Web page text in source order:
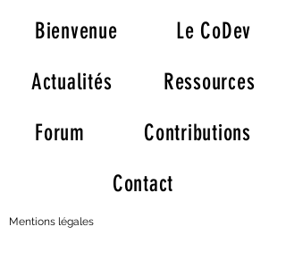
Mentions légales
Bienvenue
Le CoDev
Actualités
Ressources
Forum
Contributions
Contact